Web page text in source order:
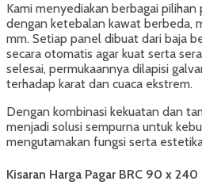
Kami menyediakan berbagai
dengan ketebalan kawat berbeda,
mm. Setiap panel dibuat dari baja
secara otomatis agar kuat serta
selesai, permukaannya dilapisi
terhadap karat dan cuaca ekstrem.
Dengan kombinasi kekuatan dan
menjadi solusi sempurna untuk
mengutamakan fungsi serta
Kisaran Harga Pagar BRC 90 x 240